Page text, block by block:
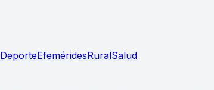
DeporteEfeméridesRuralSalud